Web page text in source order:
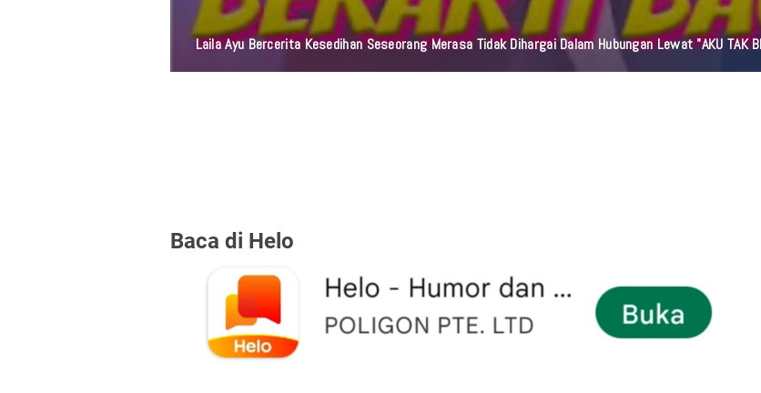
Laila Ayu Bercerita Kesedihan Seseorang Merasa Tidak Dihargai Dalam Hubungan Lewat "AKU TAK
Baca di Helo